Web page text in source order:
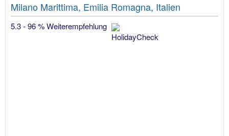
Milano Marittima, Emilia Romagna, Italien
5.3 - 96 % Weiterempfehlung